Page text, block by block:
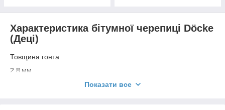
Характеристика бітумної черепиці Döcke
(Деці)
Товщина гонта
2,8 мм
Показати все